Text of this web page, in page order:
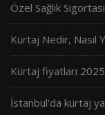
Özel Sağlık
Kürtaj Nedir, Nasıl
Kürtaj fiyatları 2025
İstanbul'da kürtaj